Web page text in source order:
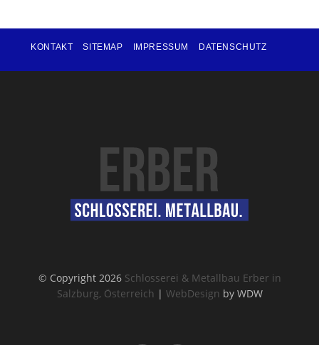
KONTAKT SITEMAP IMPRESSUM DATENSCHUTZ
© Copyright 2026 Schlosserei & Metallbau Erber in
Salzburg, Österreich | WebDesign by WDW